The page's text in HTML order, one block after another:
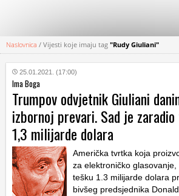
KATEGORIJE
HRVATSKI
WEB
Naslovnica / Vijesti koje imaju tag "Rudy Giuliani"
25.01.2021. (17:00)
Ima Boga
Trumpov odvjetnik Giuliani
izbornoj prevari. Sad je
1,3 milijarde dolara
Američka tvrtka koja
za elektroničko
tešku 1.3 milijarde dolara
bivšeg predsjednika